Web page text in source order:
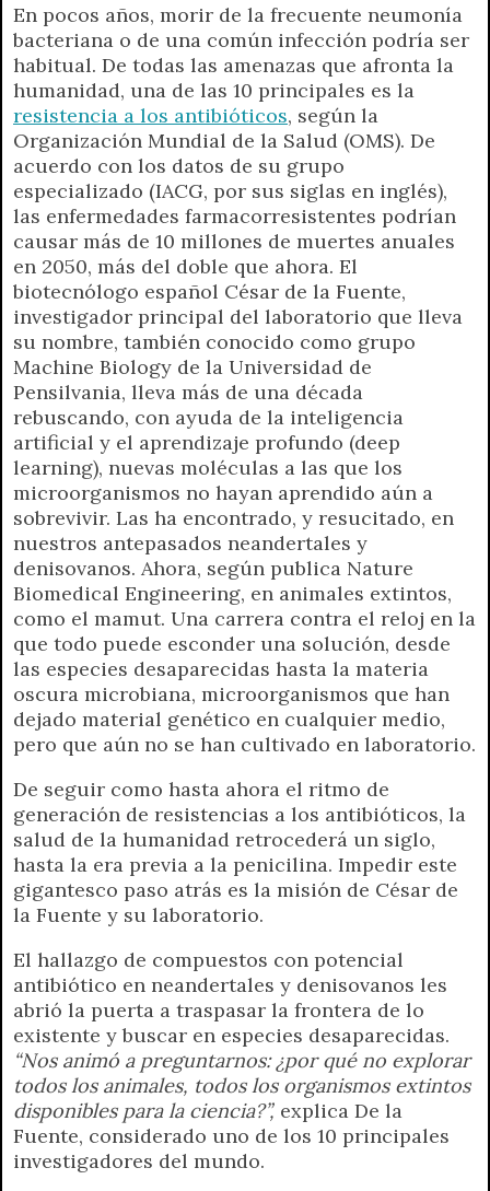
En pocos años, morir de la frecuente neumonía
bacteriana o de una común infección podría ser
habitual. De todas las amenazas que afronta la
humanidad, una de las 10 principales es la
resistencia a los antibióticos, según la
Organización Mundial de la Salud (OMS). De
acuerdo con los datos de su grupo
especializado (IACG, por sus siglas en inglés),
las enfermedades farmacorresistentes podrían
causar más de 10 millones de muertes anuales
en 2050, más del doble que ahora. El
biotecnólogo español César de la Fuente,
investigador principal del laboratorio que lleva
su nombre, también conocido como grupo
Machine Biology de la Universidad de
Pensilvania, lleva más de una década
rebuscando, con ayuda de la inteligencia
artificial y el aprendizaje profundo (deep
learning), nuevas moléculas a las que los
microorganismos no hayan aprendido aún a
sobrevivir. Las ha encontrado, y resucitado, en
nuestros antepasados neandertales y
denisovanos. Ahora, según publica Nature
Biomedical Engineering, en animales extintos,
como el mamut. Una carrera contra el reloj en la
que todo puede esconder una solución, desde
las especies desaparecidas hasta la materia
oscura microbiana, microorganismos que han
dejado material genético en cualquier medio,
pero que aún no se han cultivado en laboratorio.
De seguir como hasta ahora el ritmo de
generación de resistencias a los antibióticos, la
salud de la humanidad retrocederá un siglo,
hasta la era previa a la penicilina. Impedir este
gigantesco paso atrás es la misión de César de
la Fuente y su laboratorio.
El hallazgo de compuestos con potencial
antibiótico en neandertales y denisovanos les
abrió la puerta a traspasar la frontera de lo
existente y buscar en especies desaparecidas.
“Nos animó a preguntarnos: ¿por qué no explorar
todos los animales, todos los organismos extintos
disponibles para la ciencia?”, explica De la
Fuente, considerado uno de los 10 principales
investigadores del mundo.